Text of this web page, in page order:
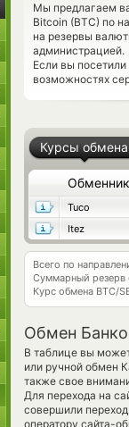
Мы предлагаем
Bitcoin (BTC) по
на резервы
администрацией.
Если вы
возможностях
Курсы обмена
Обменник
Tuco
Itez
Всего по
Суммарный резерв
Курс обмена BTC/
Обмен
В таблице вы
или ручной обмен
также свое
Для перехода на
совершили
оператору сайта-